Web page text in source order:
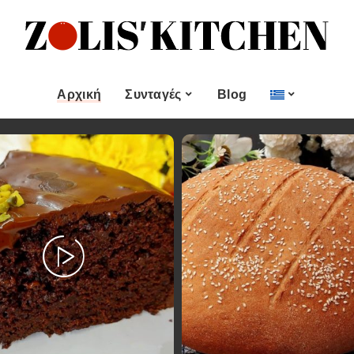
Αρχική Συνταγές
Κατηγορίες
Ορεκτικα & μεζεδες
Ψωμι
Κουλούρια και
Μπισκότα
Γλυκό και Επιδόρπιο
Ποτά και Χυμοί
Ψάρι και Θαλασσινά
Σάλτσες και Αλοιφές
Εποχιακές Συνταγές
Χριστουγεννιάτικες
Συνταγές
Πασχαλινές Συνταγές
Νηστίσιμες Συνταγές
Συνταγές για Αγίου
Βαλεντίνου
Blog
Αλοιφές
Εποχιακές Συνταγές
Συνταγές για Αγίου
Βαλεντίνου